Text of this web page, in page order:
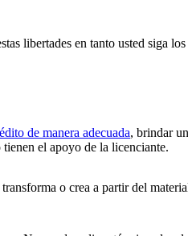
libertades en tanto usted siga
de manera adecuada, brindar
el apoyo de la licenciante.
o crea a partir del